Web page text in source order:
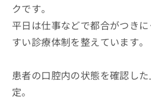
クです。
平日は仕事などで都合がつき
すい診療体制を整えています。
患者の口腔内の状態を確認し
定。